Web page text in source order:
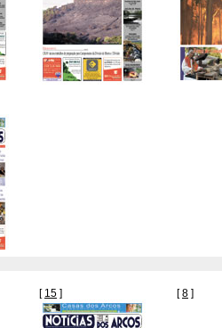
[ 15 ] [8 ]